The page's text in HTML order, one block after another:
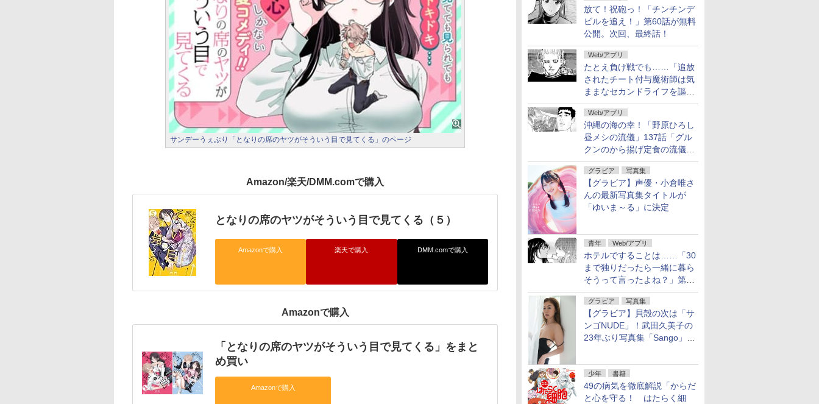
放て！祝砲っ！「チンチンデ
ビルを追え！」第60話が無料
公開。次回、最終話！
Web/アプリ
たとえ負け戦でも……「追放
されたチート付与魔術師は気
ままなセカンドライフを謳歌
する。」第92話が無料公開。
2人の忠臣
Web/アプリ
沖縄の海の幸！「野原ひろし
昼メシの流儀」137話「グル
クンのから揚げ定食の流儀」
が無料公開
グラビア 写真集
【グラビア】声優・小倉唯さ
んの最新写真集タイトルが
「ゆいま～る」に決定
青年 Web/アプリ
ホテルですることは……「30
まで独りだったら一緒に暮ら
そうって言ったよね？」第8
話が無料公開。一緒にお風
呂！
グラビア 写真集
【グラビア】貝殻の次は「サ
ンゴNUDE」！武田久美子の
23年ぶり写真集「Sango」を
少年 書籍
49の病気を徹底解説「からだ
と心を守る！ はたらく細
サンデーうぇぶり「となりの席のヤツがそういう目で見てくる」のページ
Amazon/楽天/DMM.comで購入
となりの席のヤツがそういう目で見てくる（５）
Amazonで購入 楽天で購入 DMM.comで購入
Amazonで購入
「となりの席のヤツがそういう目で見てくる」をまと
め買い
Amazonで購入